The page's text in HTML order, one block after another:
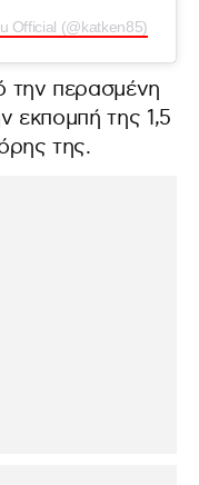
Official (@katken85)
την περασμένη
εκπομπή της 1,5
της.